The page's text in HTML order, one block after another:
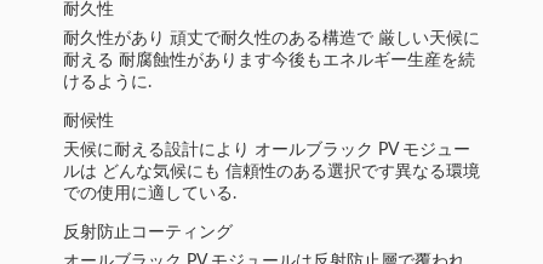
耐久性
耐久性があり 頑丈で耐久性のある構造で 厳しい天候に
耐える 耐腐蝕性があります今後もエネルギー生産を続
けるように.
耐候性
天候に耐える設計により オールブラック PV モジュー
ルは どんな気候にも 信頼性のある選択です異なる環境
での使用に適している.
反射防止コーティング